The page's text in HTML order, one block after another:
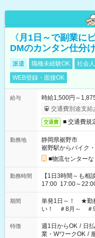
〈月1日～で副業に
DMのカンタン仕分
派遣 職種未経験OK 社会
WEB登録・面接OK
給与
時給1,500円～
交通費別途支給
交通費 ■ 交通費規
勤務地
静岡県裾野市
裾野駅からバイク
■物流センター
勤務時間
【1日3時間～も相談OK!】 ＜シフト例＞ 9:00
17:00 17:00～22:00 18:00～
お気軽にご相談く
期間
単発1日～！ ★勤
い！ ＃8月～ ＃
特徴 週1日からOK / 日
業・WワークOK /